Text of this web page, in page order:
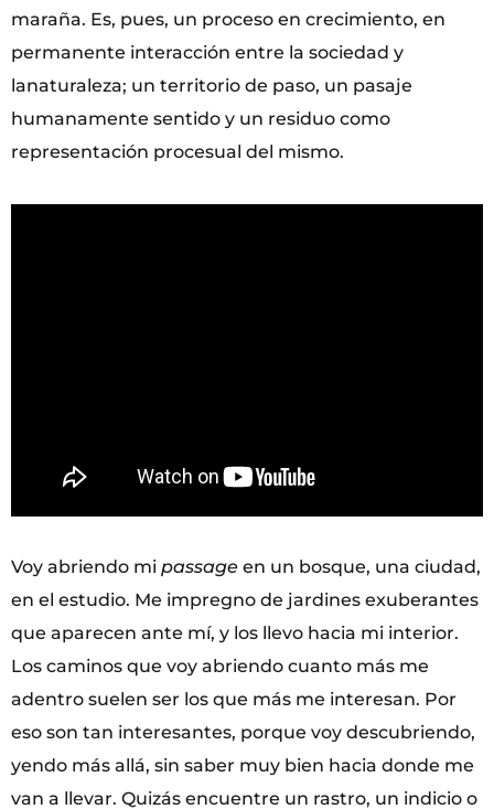
maraña. Es, pues, un proceso en crecimiento, en
permanente interacción entre la sociedad y
lanaturaleza; un territorio de paso, un pasaje
humanamente sentido y un residuo como
representación procesual del mismo.
Vídeo editado y producido por Fito Conesa con motivo de la
Voy abriendo mi passage en un bosque, una ciudad,
en el estudio. Me impregno de jardines exuberantes
que aparecen ante mí, y los llevo hacia mi interior.
Los caminos que voy abriendo cuanto más me
adentro suelen ser los que más me interesan. Por
eso son tan interesantes, porque voy descubriendo,
yendo más allá, sin saber muy bien hacia donde me
van a llevar. Quizás encuentre un rastro, un indicio o